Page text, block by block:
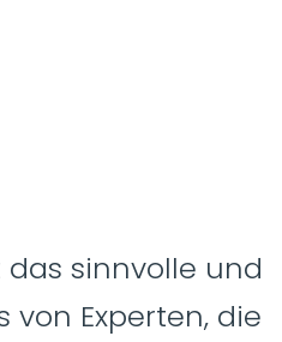
das sinnvolle und
von Experten, die